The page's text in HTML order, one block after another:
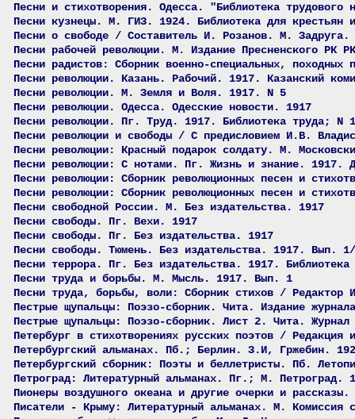
Песни и стихотворения. Одесса. "Библиотека
Песни кузнецы. М. ГИЗ. 1924. Библиотека для крестьян
Песни о свободе / Составитель И. Розанов. М. Задруга.
Песни рабочей революции. М. Издание Пресненского РК
Песни радистов: Сборник военно-специальных,
Песни революции. Казань. Рабочий. 1917. Казанский
Песни революции. М. Земля и Воля. 1917. N 5
Песни революции. Одесса. Одесские новости. 1917
Песни революции. Пг. Труд. 1917. Библиотека труда; N 1
Песни революции и свободы / С предисловием И.В.
Песни революции: Красный подарок солдату. М.
Песни революции: С нотами. Пг. Жизнь и знание. 1917.
Песни революции: Сборник революционных песен и
Песни революции: Сборник революционных песен и
Песни свободной России. М. Без издательства. 1917
Песни свободы. Пг. Вехи. 1917
Песни свободы. Пг. Без издательства. 1917
Песни свободы. Тюмень. Без издательства. 1917. Вып.
Песни террора. Пг. Без издательства. 1917. Библиотека
Песни труда и борьбы. М. Мысль. 1917. Вып. 1
Песни труда, борьбы, воли: Сборник стихов /
Пестрые щупальцы: Поэзо-сборник. Чита. Издание
Пестрые щупальцы: Поэзо-сборник. Лист 2. Чита.
Петербург в стихотворениях русских поэтов /
Петербургский альманах. Пб.; Берлин. З.И, Гржебин.
Петербургский сборник: Поэты и беллетристы. Пб.
Петроград: Литературный альманах. Пг.; М. Петроград.
Пионеры воздушного океана и другие очерки и
Писатели - Крыму: Литературный альманах. М. Комиссия